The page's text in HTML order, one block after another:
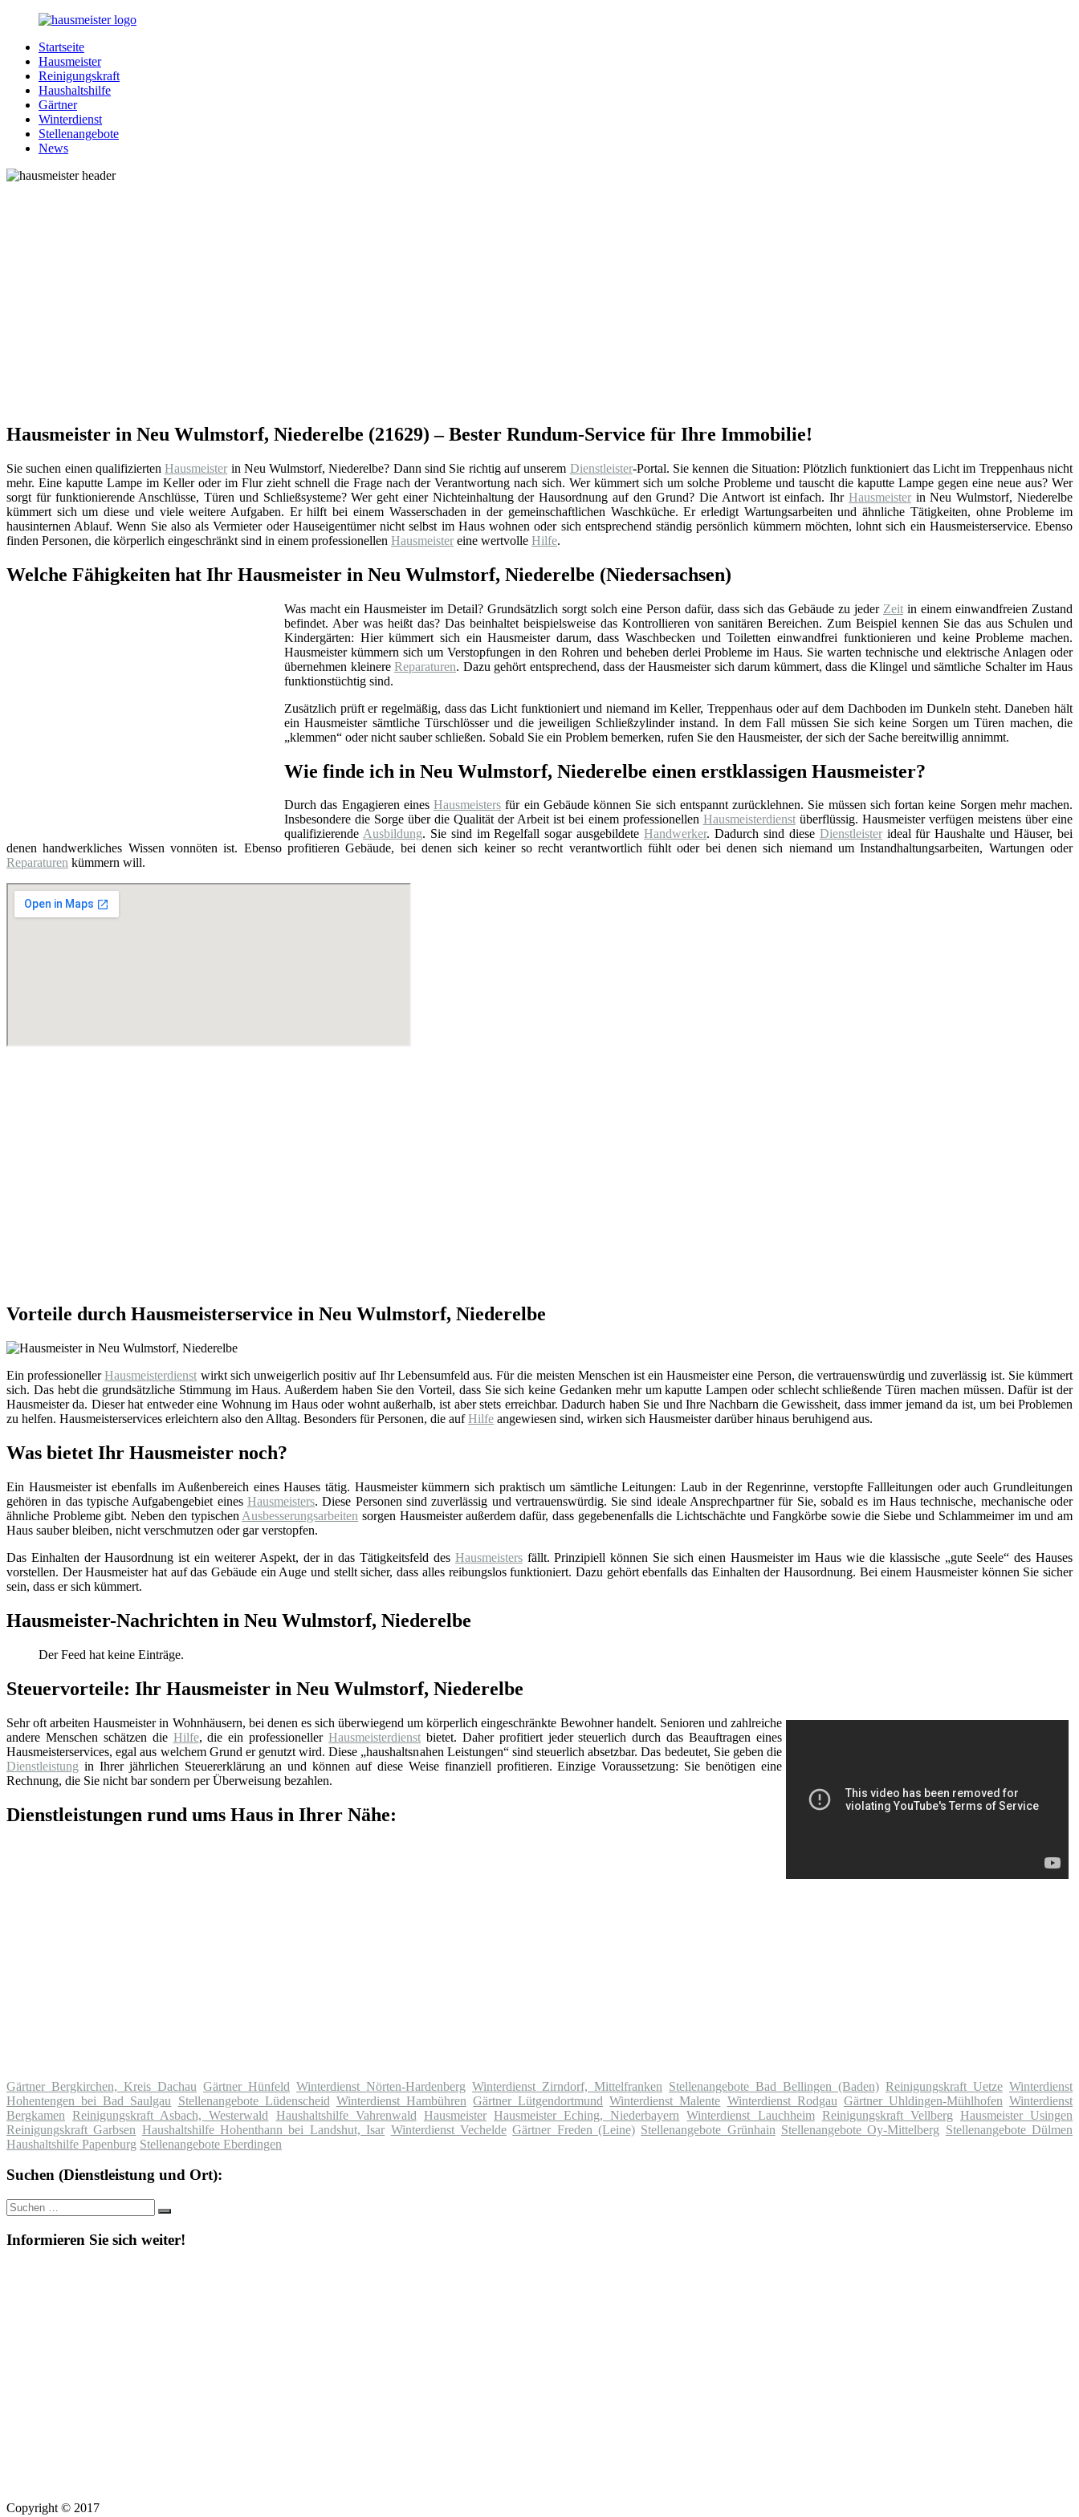
Zurück
Inhalt
Hausmeister.de
Alles
rund
Ihren
Haushalt
Startseite
Hausmeister
Reinigungskraft
Haushaltshilfe
Gärtner
Winterdienst
Stellenangebote
News
Hausmeister in Neu Wulmstorf, Niederelbe (21629) – Bester Rundum-Service für Ihre Immobilie!
Sie suchen einen qualifiziertenHausmeister in Neu Wulmstorf, Niederelbe? Dann sind Sie richtig auf unserem Dienstleister-Portal. Sie kennen die Situation: Plötzlich funktioniert das Licht im Treppenhaus nicht
mehr. Eine kaputte Lampe im Keller oder im Flur zieht schnell die Frage nach der Verantwortung nach sich. Wer kümmert sich um solche Probleme und tauscht die kaputte Lampe gegen eine neue aus? Wer
sorgt für funktionierende Anschlüsse, Türen und Schließsysteme? Wer geht einer Nichteinhaltung der Hausordnung auf den Grund? Die Antwort ist einfach. Ihr Hausmeisterin Neu Wulmstorf, Niederelbe
kümmert sich um diese und viele weitere Aufgaben. Er hilft bei einem Wasserschaden in der gemeinschaftlichen Waschküche. Er erledigt Wartungsarbeiten und ähnliche Tätigkeiten, ohne Probleme im
hausinternen Ablauf. Wenn Sie also als Vermieter oder Hauseigentümer nicht selbst im Haus wohnen oder sich entsprechend ständig persönlich kümmern möchten, lohnt sich ein Hausmeisterservice. Ebenso
finden Personen, die körperlich eingeschränkt sind in einem professionellen Hausmeister eine wertvolle Hilfe.
Welche Fähigkeiten hat Ihr Hausmeister in Neu Wulmstorf, Niederelbe (Niedersachsen)
Was macht ein Hausmeister im Detail? Grundsätzlich sorgt solch eine Person dafür, dass sich das Gebäude zu jeder Zeit in einem einwandfreien Zustand
befindet. Aber was heißt das? Das beinhaltet beispielsweise das Kontrollieren von sanitären Bereichen. Zum Beispiel kennen Sie das aus Schulen und
Kindergärten: Hier kümmert sich ein Hausmeister darum, dass Waschbecken und Toiletten einwandfrei funktionieren und keine Probleme machen.
Hausmeister kümmern sich um Verstopfungen in den Rohren und beheben derlei Probleme im Haus. Sie warten technische und elektrische Anlagen oder
übernehmen kleinereReparaturen. Dazu gehört entsprechend, dass der Hausmeister sich darum kümmert, dass die Klingel und sämtliche Schalter im Haus
funktionstüchtig sind.
Zusätzlich prüft er regelmäßig, dass das Licht funktioniert und niemand im Keller, Treppenhaus oder auf dem Dachboden im Dunkeln steht. Daneben hält
ein Hausmeister sämtliche Türschlösser und die jeweiligen Schließzylinder instand. In dem Fall müssen Sie sich keine Sorgen um Türen machen, die
„klemmen“ oder nicht sauber schließen. Sobald Sie ein Problem bemerken, rufen Sie den Hausmeister, der sich der Sache bereitwillig annimmt.
Wie finde ich in Neu Wulmstorf, Niederelbe einen erstklassigen Hausmeister?
Durch das Engagieren eines Hausmeisters für ein Gebäude können Sie sich entspannt zurücklehnen. Sie müssen sich fortan keine Sorgen mehr machen.
Insbesondere die Sorge über die Qualität der Arbeit ist bei einem professionellen Hausmeisterdienstüberflüssig. Hausmeister verfügen meistens über eine
qualifizierende Ausbildung. Sie sind im Regelfall sogar ausgebildeteHandwerker. Dadurch sind diese Dienstleisterideal für Haushalte und Häuser, bei
denen handwerkliches Wissen vonnöten ist. Ebenso profitieren Gebäude, bei denen sich keiner so recht verantwortlich fühlt oder bei denen sich niemand um Instandhaltungsarbeiten, Wartungen oder
Reparaturen kümmern will.
Vorteile durch Hausmeisterservice in Neu Wulmstorf, Niederelbe
Ein professionellerHausmeisterdienst wirkt sich unweigerlich positiv auf Ihr Lebensumfeld aus. Für die meisten Menschen ist ein Hausmeister eine Person, die vertrauenswürdig und zuverlässig ist. Sie kümmert
sich. Das hebt die grundsätzliche Stimmung im Haus. Außerdem haben Sie den Vorteil, dass Sie sich keine Gedanken mehr um kaputte Lampen oder schlecht schließende Türen machen müssen. Dafür ist der
Hausmeister da. Dieser hat entweder eine Wohnung im Haus oder wohnt außerhalb, ist aber stets erreichbar. Dadurch haben Sie und Ihre Nachbarn die Gewissheit, dass immer jemand da ist, um bei Problemen
zu helfen. Hausmeisterservices erleichtern also den Alltag. Besonders für Personen, die aufHilfe angewiesen sind, wirken sich Hausmeister darüber hinaus beruhigend aus.
Was bietet Ihr Hausmeister noch?
Ein Hausmeister ist ebenfalls im Außenbereich eines Hauses tätig. Hausmeister kümmern sich praktisch um sämtliche Leitungen: Laub in der Regenrinne, verstopfte Fallleitungen oder auch Grundleitungen
gehören in das typische Aufgabengebiet eines Hausmeisters. Diese Personen sind zuverlässig und vertrauenswürdig. Sie sind ideale Ansprechpartner für Sie, sobald es im Haus technische, mechanische oder
ähnliche Probleme gibt. Neben den typischen Ausbesserungsarbeiten sorgen Hausmeister außerdem dafür, dass gegebenenfalls die Lichtschächte und Fangkörbe sowie die Siebe und Schlammeimer im und am
Haus sauber bleiben, nicht verschmutzen oder gar verstopfen.
Das Einhalten der Hausordnung ist ein weiterer Aspekt, der in das Tätigkeitsfeld des Hausmeistersfällt. Prinzipiell können Sie sich einen Hausmeister im Haus wie die klassische „gute Seele“ des Hauses
vorstellen. Der Hausmeister hat auf das Gebäude ein Auge und stellt sicher, dass alles reibungslos funktioniert. Dazu gehört ebenfalls das Einhalten der Hausordnung. Bei einem Hausmeister können Sie sicher
sein, dass er sich kümmert.
Hausmeister-Nachrichten in Neu Wulmstorf, Niederelbe
Der Feed hat keine Einträge.
Steuervorteile: Ihr Hausmeister in Neu Wulmstorf, Niederelbe
Sehr oft arbeiten Hausmeister in Wohnhäusern, bei denen es sich überwiegend um körperlich eingeschränkte Bewohner handelt. Senioren und zahlreiche
andere Menschen schätzen die Hilfe, die ein professionellerHausmeisterdienst bietet. Daher profitiert jeder steuerlich durch das Beauftragen eines
Hausmeisterservices, egal aus welchem Grund er genutzt wird. Diese „haushaltsnahen Leistungen“ sind steuerlich absetzbar. Das bedeutet, Sie geben die
Dienstleistung in Ihrer jährlichen Steuererklärung an und können auf diese Weise finanziell profitieren. Einzige Voraussetzung: Sie benötigen eine
Rechnung, die Sie nicht bar sondern per Überweisung bezahlen.
Dienstleistungen rund ums Haus in Ihrer Nähe:
Gärtner Bergkirchen, Kreis Dachau Gärtner Hünfeld Winterdienst Nörten-Hardenberg Winterdienst Zirndorf, Mittelfranken Stellenangebote Bad Bellingen (Baden) Reinigungskraft Uetze Winterdienst
Hohentengen bei Bad Saulgau
Stellenangebote Lüdenscheid Winterdienst Hambühren Gärtner Lütgendortmund Winterdienst Malente Winterdienst Rodgau Gärtner Uhldingen-Mühlhofen Winterdienst
Bergkamen Reinigungskraft Asbach, Westerwald Haushaltshilfe Vahrenwald Hausmeister Hausmeister Eching, Niederbayern Winterdienst Lauchheim Reinigungskraft Vellberg Hausmeister Usingen
Reinigungskraft Garbsen Haushaltshilfe Hohenthann bei Landshut, Isar Winterdienst Vechelde Gärtner Freden (Leine) Stellenangebote Grünhain Stellenangebote Oy-Mittelberg Stellenangebote Dülmen
Haushaltshilfe Papenburg Stellenangebote Eberdingen
Suchen (Dienstleistung und Ort):
Suche
nach:
Suchen
Informieren Sie sich weiter!
Copyright © 2017